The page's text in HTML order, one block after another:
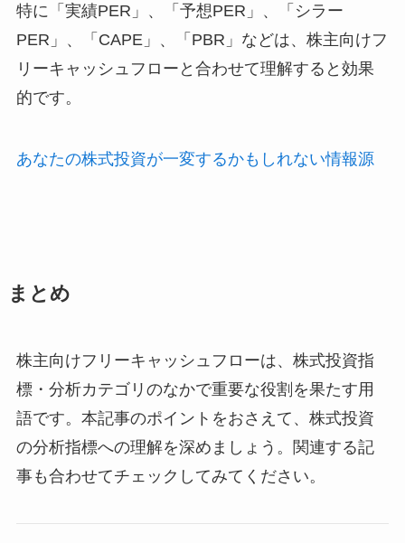
特に「実績PER」、「予想PER」、「シラー
PER」、「CAPE」、「PBR」などは、株主向けフ
リーキャッシュフローと合わせて理解すると効果
的です。
あなたの株式投資が一変するかもしれない情報源
まとめ
株主向けフリーキャッシュフローは、株式投資指
標・分析カテゴリのなかで重要な役割を果たす用
語です。本記事のポイントをおさえて、株式投資
の分析指標への理解を深めましょう。関連する記
事も合わせてチェックしてみてください。